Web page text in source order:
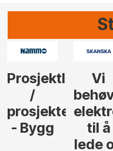
Anlegg
søker
Driftsleder
Elektro
Senior
-